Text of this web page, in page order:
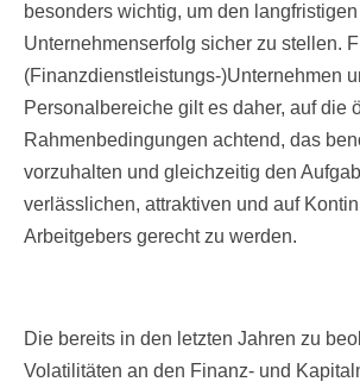
besonders wichtig, um den langfristigen
Unternehmenserfolg sicher zu stellen.
(Finanzdienstleistungs-)Unternehmen
Personalbereiche gilt es daher, auf die
Rahmenbedingungen achtend, das
vorzuhalten und gleichzeitig den
verlässlichen, attraktiven und auf
Arbeitgebers gerecht zu werden.
Die bereits in den letzten Jahren zu
Volatilitäten an den Finanz- und